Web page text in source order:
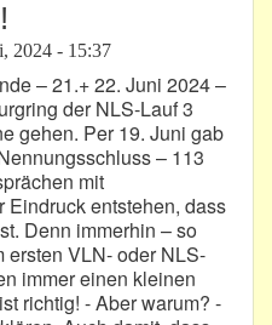
2024 - 15:37
– 21.+ 22. Juni 2024 –
der NLS-Lauf 3
gehen. Per 19. Juni gab
– 113
mit
Eindruck entstehen, dass
Denn immerhin – so
ersten VLN- oder NLS-
immer einen kleinen
richtig! - Aber warum? -